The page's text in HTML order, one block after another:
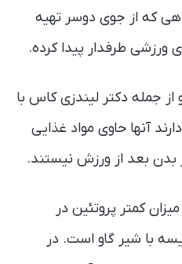
که از جوی دو‌سر تهیه
طرفدار پیدا کرده.
جمله دکتر لیندزی کاس با
آنها حاوی مواد غذایی
بدن بعد از ورزش نیستند.
کمتر پروتئین در
با شیر گاو است. در